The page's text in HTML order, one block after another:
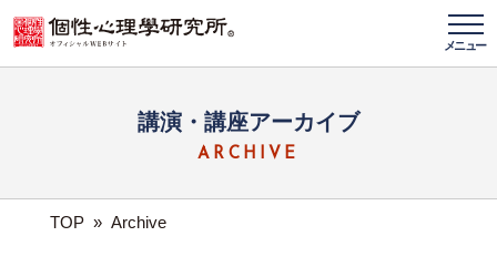
メニュー
講演・講座アーカイブ
ARCHIVE
TOP » Archive